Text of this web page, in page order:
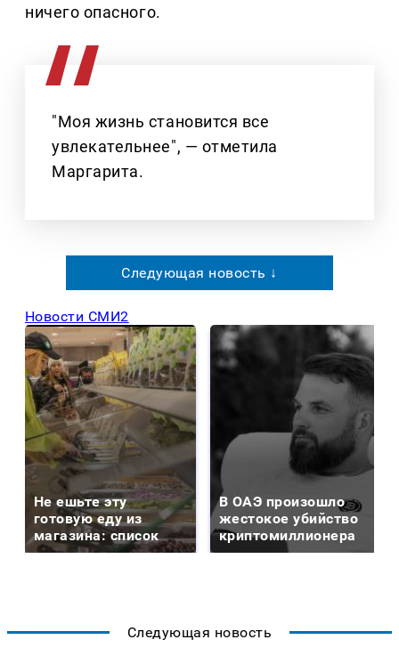
ничего опасного.
"Моя жизнь становится все
увлекательнее", — отметила
Маргарита.
Следующая новость ↓
Новости СМИ2
Не ешьте эту
готовую еду из
магазина: список
В ОАЭ произошло
жестокое убийство
криптомиллионера
Следующая новость